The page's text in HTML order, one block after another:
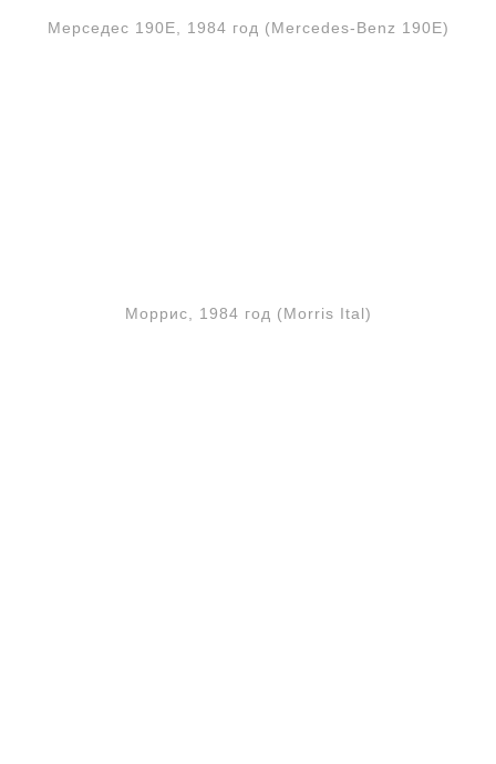
Мерседес 190E, 1984 год (Mercedes-Benz 190E)
Моррис, 1984 год (Morris Ital)